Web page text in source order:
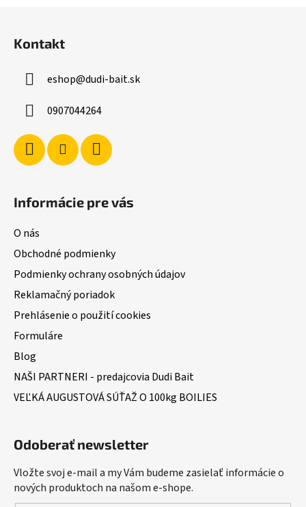
Kontakt
eshop@dudi-bait.sk
0907044264
Informácie pre vás
O nás
Obchodné podmienky
Podmienky ochrany osobných údajov
Reklamačný poriadok
Prehlásenie o použití cookies
Formuláre
Blog
NAŠI PARTNERI - predajcovia Dudi Bait
VEĽKÁ AUGUSTOVÁ SÚŤAŽ O 100kg BOILIES
Odoberať newsletter
Vložte svoj e-mail a my Vám budeme zasielať informácie o
nových produktoch na našom e-shope.